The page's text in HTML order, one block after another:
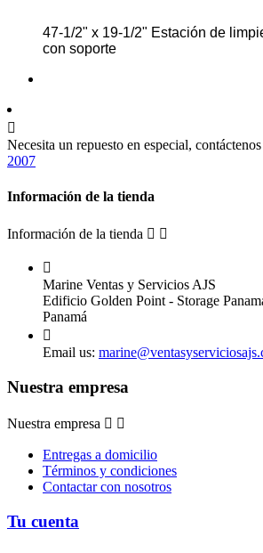
47-1/2" x 19-1/2" Estación de
con soporte

Necesita un repuesto en especial, contáctenos
2007
Información de la tienda
Información de la tienda  

Marine Ventas y Servicios AJS
Edificio Golden Point - Storage
Panamá

Email us:
Nuestra empresa
Nuestra empresa  
Entregas a domicilio
Términos y condiciones
Contactar con nosotros
Tu cuenta